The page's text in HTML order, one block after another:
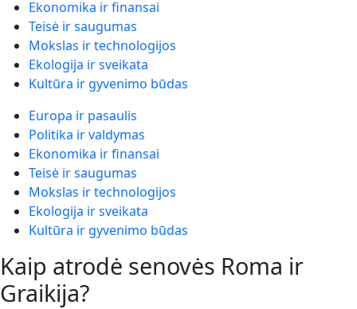
Ekonomika ir finansai
Teisė ir saugumas
Mokslas ir technologijos
Ekologija ir sveikata
Kultūra ir gyvenimo būdas
Europa ir pasaulis
Politika ir valdymas
Ekonomika ir finansai
Teisė ir saugumas
Mokslas ir technologijos
Ekologija ir sveikata
Kultūra ir gyvenimo būdas
Kaip atrodė senovės Roma ir
Graikija?